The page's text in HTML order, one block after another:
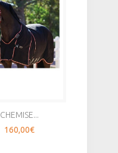
CHEMISE...
160,00€